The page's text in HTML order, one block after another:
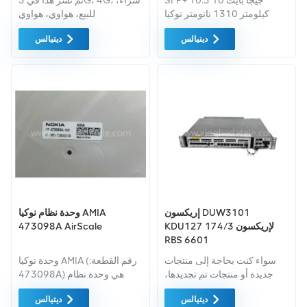
للبيع، هواوي، هواوي
BBU3900، هواوي ubbpe6،
هواوي WBBP F4، هواويديتيالس
كيلومتر 1310 نانومتر نوكيا
فوتب
ديتيالس
وحدة نظام نوكيا AMIA
473098A AirScale
وحدة نوكيا AMIA (رقم القطعة:
473098A) هي وحدة نظام
AirScale الأساسية (وحدة
فرعية داخلية) لوحدة Flexi BBU
ديتيالس
إريكسون DUW3101
KDU127 174/3 لإريكسون
RBS 6601
سواء كنت بحاجة إلى منتجات
جديدة أو منتجات تم تجديدها،
فإن الضمان الشامل هو المعيار
القياسي. نحن نشتري فقط
ديتيالس